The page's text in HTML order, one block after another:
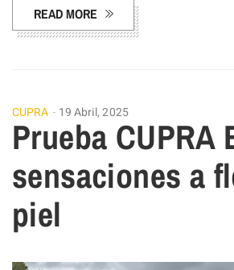
READ MORE
CUPRA 19 Abril, 2025
Prueba CUPRA
sensaciones a
piel